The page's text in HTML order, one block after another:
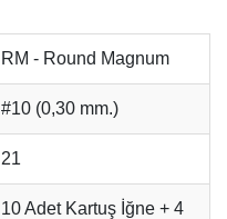
RM - Round Magnum
#10 (0,30 mm.)
21
10 Adet Kartuş İğne + 4